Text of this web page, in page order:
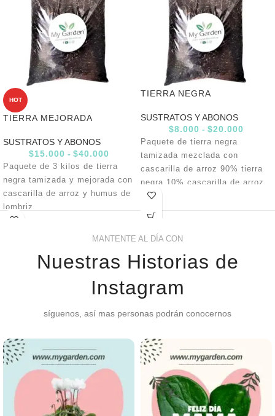
HOT
TIERRA MEJORADA
SUSTRATOS Y ABONOS
$15.000 - $40.000
Paquete de 3 kilos de tierra
negra tamizada y mejorada con
cascarilla de arroz y humus de
lombriz
20% humus lombricompuesto
TIERRA NEGRA
SUSTRATOS Y ABONOS
$8.000 - $20.000
Paquete de tierra negra
tamizada mezclada con
cascarilla de arroz 90% tierra
negra 10% cascarilla de arroz
MANTENTE AL DÍA CON
Nuestras Historias de
Instagram
síguenos, así mas personas podrán conocernos